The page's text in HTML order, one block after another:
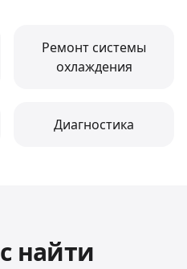
Ремонт системы
охлаждения
Диагностика
найти